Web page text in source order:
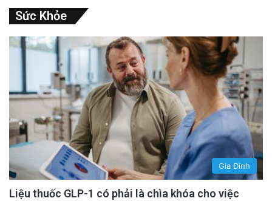
Sức Khỏe
Gia Đình
Liệu thuốc GLP-1 có phải là chìa khóa cho việc